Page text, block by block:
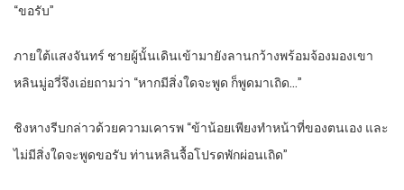
“ขอรับ”
ภายใต้แสงจันทร์ ชายผู้นั้นเดินเข้ามายังลานกว้างพร้อมจ้องมองเขา
หลินมู่อวี่จึงเอ่ยถามว่า “หากมีสิ่งใดจะพูด ก็พูดมาเถิด…”
ชิงหางรีบกล่าวด้วยความเคารพ “ข้าน้อยเพียงทำหน้าที่ของตนเอง และ
ไม่มีสิ่งใดจะพูดขอรับ ท่านหลินจื้อโปรดพักผ่อนเถิด”